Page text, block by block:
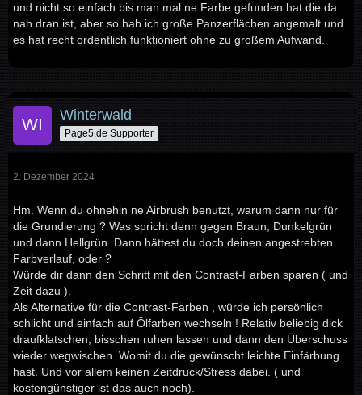
und nicht so einfach bis man mal ne Farbe gefunden hat die da
nah dran ist, aber so hab ich große Panzerflächen angemalt und
es hat recht ordentlich funktioniert ohne zu großem Aufwand.
Winterwald
Page5.de Supporter
2. Dezember 2024
Hm. Wenn du ohnehin ne Airbrush benutzt, warum dann nur für
die Grundierung ? Was spricht denn gegen Braun, Dunkelgrün
und dann Hellgrün. Dann hättest du doch deinen angestrebten
Farbverlauf, oder ?
Würde dir dann den Schritt mit den Contrast-Farben sparen ( und
Zeit dazu ).
Als Alternative für die Contrast-Farben , würde ich persönlich
schlicht und einfach auf Ölfarben wechseln ! Relativ beliebig dick
draufklatschen, bisschen ruhen lassen und dann den Überschuss
wieder wegwischen. Womit du die gewünscht leichte Einfärbung
hast. Und vor allem keinen Zeitdruck/Stress dabei. ( und
kostengünstiger ist das auch noch).